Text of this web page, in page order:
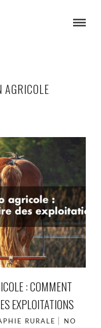
: COMMENT
EXPLOITATIONS
RURALE
NO